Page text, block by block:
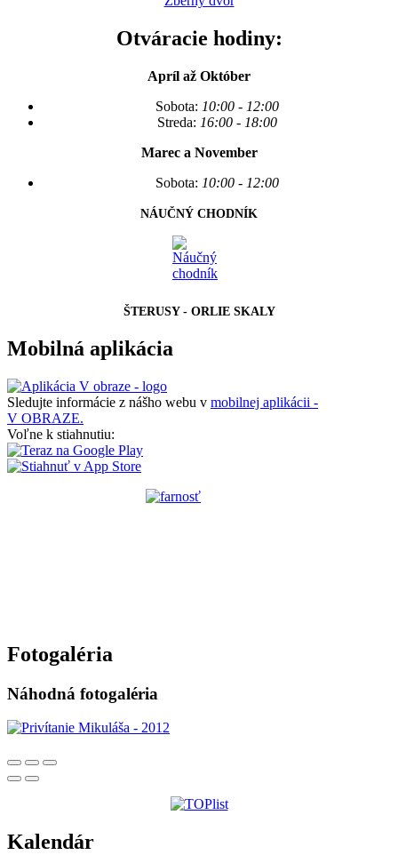
Otváracie hodiny:
Apríl až Október
Sobota: 10:00 - 12:00
Streda: 16:00 - 18:00
Marec a November
Sobota: 10:00 - 12:00
NÁUČNÝ CHODNÍK
ŠTERUSY - ORLIE SKALY
Mobilná aplikácia
Sledujte informácie z nášho webu v mobilnej aplikácii -
V OBRAZE.
Voľne k stiahnutiu:
Fotogaléria
Náhodná fotogaléria
Kalendár